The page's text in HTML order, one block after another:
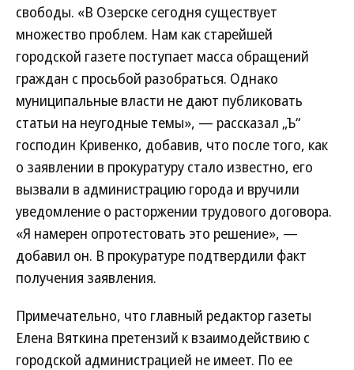
свободы. «В Озерске сегодня существует
множество проблем. Нам как старейшей
городской газете поступает масса обращений
граждан с просьбой разобраться. Однако
муниципальные власти не дают публиковать
статьи на неугодные темы», — рассказал „Ъ“
господин Кривенко, добавив, что после того, как
о заявлении в прокуратуру стало известно, его
вызвали в администрацию города и вручили
уведомление о расторжении трудового договора.
«Я намерен опротестовать это решение», —
добавил он. В прокуратуре подтвердили факт
получения заявления.
Примечательно, что главный редактор газеты
Елена Вяткина претензий к взаимодействию с
городской администрацией не имеет. По ее